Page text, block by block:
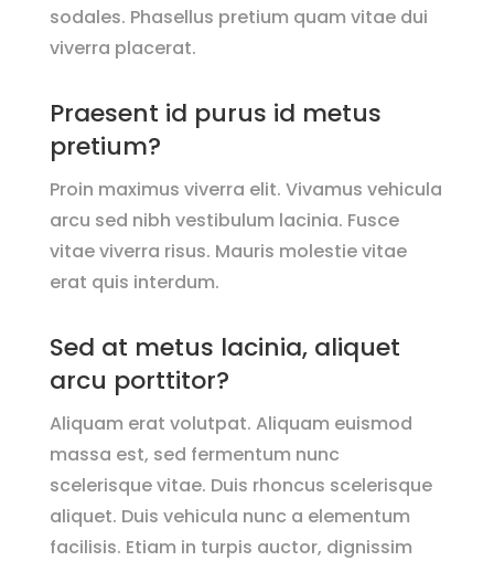
sodales. Phasellus pretium quam vitae dui
viverra placerat.
Praesent id purus id metus
pretium?
Proin maximus viverra elit. Vivamus vehicula
arcu sed nibh vestibulum lacinia. Fusce
vitae viverra risus. Mauris molestie vitae
erat quis interdum.
Sed at metus lacinia, aliquet
arcu porttitor?
Aliquam erat volutpat. Aliquam euismod
massa est, sed fermentum nunc
scelerisque vitae. Duis rhoncus scelerisque
aliquet. Duis vehicula nunc a elementum
facilisis. Etiam in turpis auctor, dignissim